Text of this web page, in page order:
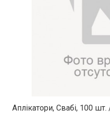
Аплікатори, Свабі, 100